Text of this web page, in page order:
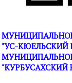
"УС-КЮЕЛЬСКИЙ
"КУРБУСАХСКИЙ